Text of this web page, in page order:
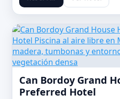
Can Bordoy Grand
Preferred Hotel